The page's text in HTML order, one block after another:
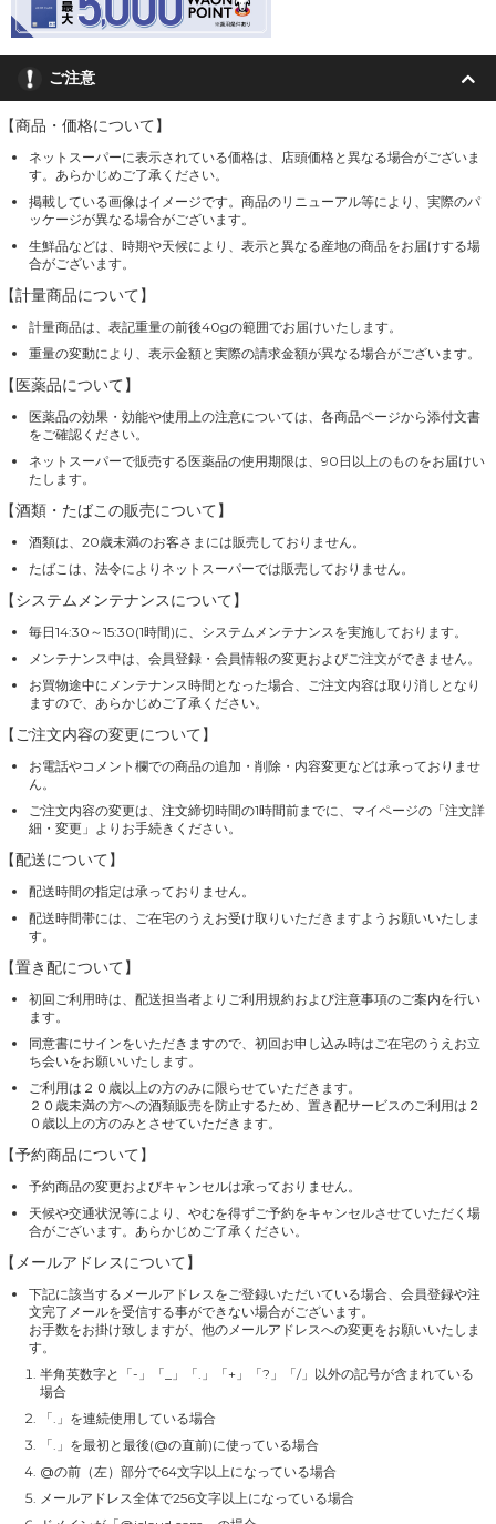
ご注意
【商品・価格について】
ネットスーパーに表示されている価格は、店頭価格と異なる場合がございま
す。あらかじめご了承ください。
掲載している画像はイメージです。商品のリニューアル等により、実際のパ
ッケージが異なる場合がございます。
生鮮品などは、時期や天候により、表示と異なる産地の商品をお届けする場
合がございます。
【計量商品について】
計量商品は、表記重量の前後40gの範囲でお届けいたします。
重量の変動により、表示金額と実際の請求金額が異なる場合がございます。
【医薬品について】
医薬品の効果・効能や使用上の注意については、各商品ページから添付文書
をご確認ください。
ネットスーパーで販売する医薬品の使用期限は、90日以上のものをお届けい
たします。
【酒類・たばこの販売について】
酒類は、20歳未満のお客さまには販売しておりません。
たばこは、法令によりネットスーパーでは販売しておりません。
【システムメンテナンスについて】
毎日14:30～15:30(1時間)に、システムメンテナンスを実施しております。
メンテナンス中は、会員登録・会員情報の変更およびご注文ができません。
お買物途中にメンテナンス時間となった場合、ご注文内容は取り消しとなり
ますので、あらかじめご了承ください。
【ご注文内容の変更について】
お電話やコメント欄での商品の追加・削除・内容変更などは承っておりませ
ん。
ご注文内容の変更は、注文締切時間の1時間前までに、マイページの「注文詳
細・変更」よりお手続きください。
【配送について】
配送時間の指定は承っておりません。
配送時間帯には、ご在宅のうえお受け取りいただきますようお願いいたしま
す。
【置き配について】
初回ご利用時は、配送担当者よりご利用規約および注意事項のご案内を行い
ます。
同意書にサインをいただきますので、初回お申し込み時はご在宅のうえお立
ち会いをお願いいたします。
ご利用は２０歳以上の方のみに限らせていただきます。
２０歳未満の方への酒類販売を防止するため、置き配サービスのご利用は２
０歳以上の方のみとさせていただきます。
【予約商品について】
予約商品の変更およびキャンセルは承っておりません。
天候や交通状況等により、やむを得ずご予約をキャンセルさせていただく場
合がございます。あらかじめご了承ください。
【メールアドレスについて】
下記に該当するメールアドレスをご登録いただいている場合、会員登録や注
文完了メールを受信する事ができない場合がございます。
お手数をお掛け致しますが、他のメールアドレスへの変更をお願いいたしま
す。
半角英数字と「-」「_」「.」「+」「?」「/」以外の記号が含まれている
場合
「.」を連続使用している場合
「.」を最初と最後(@の直前)に使っている場合
@の前（左）部分で64文字以上になっている場合
メールアドレス全体で256文字以上になっている場合